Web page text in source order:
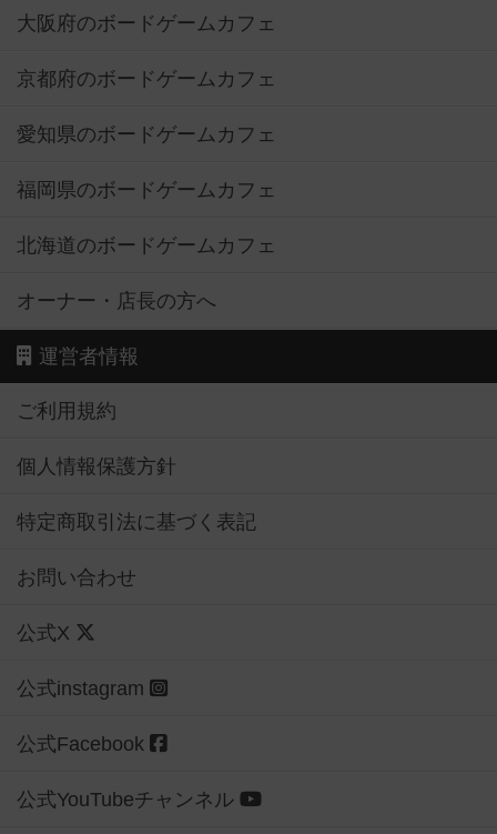
大阪府のボードゲームカフェ
京都府のボードゲームカフェ
愛知県のボードゲームカフェ
福岡県のボードゲームカフェ
北海道のボードゲームカフェ
オーナー・店長の方へ
運営者情報
ご利用規約
個人情報保護方針
特定商取引法に基づく表記
お問い合わせ
公式X
公式instagram
公式Facebook
公式YouTubeチャンネル